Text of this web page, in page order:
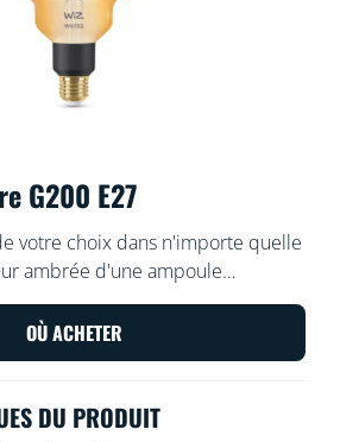
G200 E27
votre choix dans n'importe quelle
ambrée d'une ampoule
à filament WiZ
une lumière blanche
l'application WiZ ou votre
sur les configurations Wi-
OÙ ACHETER
DU PRODUIT